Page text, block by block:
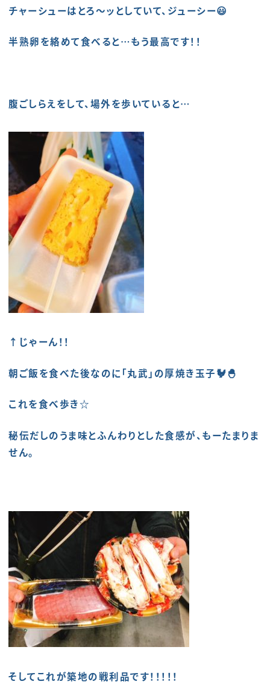
チャーシューはとろ～ッとしていて、ジューシー😃
半熟卵を絡めて食べると…もう最高です！！
腹ごしらえをして、場外を歩いていると…
↑じゃーん！！
朝ご飯を食べた後なのに「丸武」の厚焼き玉子🐓🐣
これを食べ歩き☆
秘伝だしのうま味とふんわりとした食感が、もーたまりま
せん。
そしてこれが築地の戦利品です！！！！！